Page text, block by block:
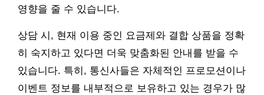
영향을 줄 수 있습니다.
상담 시, 현재 이용 중인 요금제와 결합 상품을 정확
히 숙지하고 있다면 더욱 맞춤화된 안내를 받을 수
있습니다. 특히, 통신사들은 자체적인 프로모션이나
이벤트 정보를 내부적으로 보유하고 있는 경우가 많